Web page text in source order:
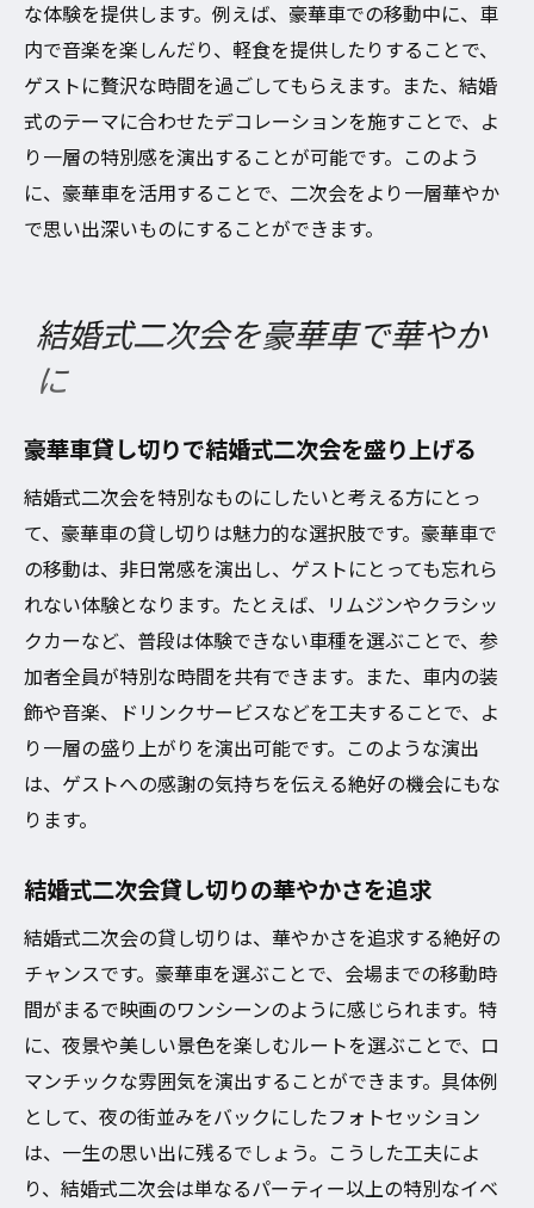
な体験を提供します。例えば、豪華車での移動中に、車
内で音楽を楽しんだり、軽食を提供したりすることで、
ゲストに贅沢な時間を過ごしてもらえます。また、結婚
式のテーマに合わせたデコレーションを施すことで、よ
り一層の特別感を演出することが可能です。このよう
に、豪華車を活用することで、二次会をより一層華やか
で思い出深いものにすることができます。
結婚式二次会を豪華車で華やか
に
豪華車貸し切りで結婚式二次会を盛り上げる
結婚式二次会を特別なものにしたいと考える方にとっ
て、豪華車の貸し切りは魅力的な選択肢です。豪華車で
の移動は、非日常感を演出し、ゲストにとっても忘れら
れない体験となります。たとえば、リムジンやクラシッ
クカーなど、普段は体験できない車種を選ぶことで、参
加者全員が特別な時間を共有できます。また、車内の装
飾や音楽、ドリンクサービスなどを工夫することで、よ
り一層の盛り上がりを演出可能です。このような演出
は、ゲストへの感謝の気持ちを伝える絶好の機会にもな
ります。
結婚式二次会貸し切りの華やかさを追求
結婚式二次会の貸し切りは、華やかさを追求する絶好の
チャンスです。豪華車を選ぶことで、会場までの移動時
間がまるで映画のワンシーンのように感じられます。特
に、夜景や美しい景色を楽しむルートを選ぶことで、ロ
マンチックな雰囲気を演出することができます。具体例
として、夜の街並みをバックにしたフォトセッション
は、一生の思い出に残るでしょう。こうした工夫によ
り、結婚式二次会は単なるパーティー以上の特別なイベ